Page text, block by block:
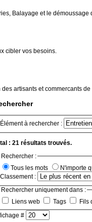
Balayage et le
cibler vos besoins.
artisants et commercants
Élément à rechercher :
: 21 résultats trouvés.
Rechercher :
Tous les mots
N'importe
Classement :
Rechercher uniquement dans :
Liens web
Tags
Fils
#